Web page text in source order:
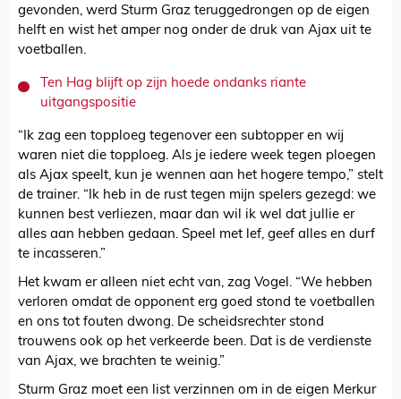
gevonden, werd Sturm Graz teruggedrongen op de eigen
helft en wist het amper nog onder de druk van Ajax uit te
voetballen.
Ten Hag blijft op zijn hoede ondanks riante
uitgangspositie
“Ik zag een topploeg tegenover een subtopper en wij
waren niet die topploeg. Als je iedere week tegen ploegen
als Ajax speelt, kun je wennen aan het hogere tempo,” stelt
de trainer. “Ik heb in de rust tegen mijn spelers gezegd: we
kunnen best verliezen, maar dan wil ik wel dat jullie er
alles aan hebben gedaan. Speel met lef, geef alles en durf
te incasseren.”
Het kwam er alleen niet echt van, zag Vogel. “We hebben
verloren omdat de opponent erg goed stond te voetballen
en ons tot fouten dwong. De scheidsrechter stond
trouwens ook op het verkeerde been. Dat is de verdienste
van Ajax, we brachten te weinig.”
Sturm Graz moet een list verzinnen om in de eigen Merkur